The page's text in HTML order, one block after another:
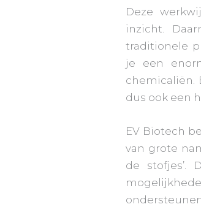
Deze
inzicht.
traditionele
je een
chemicaliën.
dus ook een
EV Biotech
van grote
de stofjes’.